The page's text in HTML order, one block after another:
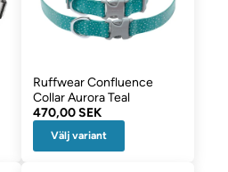
Ruffwear Confluence
Collar Aurora Teal
470,00 SEK
Välj variant